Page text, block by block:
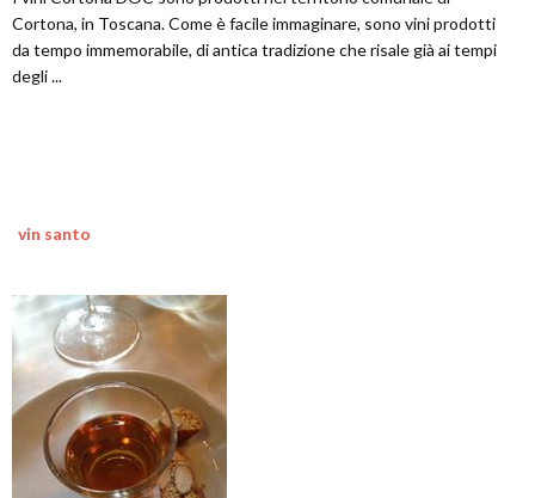
Cortona, in Toscana. Come è facile immaginare, sono vini prodotti
da tempo immemorabile, di antica tradizione che risale già ai tempi
degli ...
vin santo